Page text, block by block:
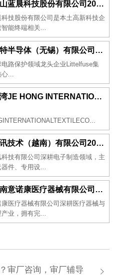
祝贺中山蓝晨科技股份有限公司2026年一次性成功通过BSCI验厂-B级
技股份有限公司是本土高新科技企
能终端相关...
祝贺力特半导体（无锡）有限公司2026年一次性成功通过RBA-VAP认证审核并取得170.2分
路保护领域龙头企业Littelfuse集
...
祝贺台湾JE HONG INTERNATIONAL TEXTILE CO., LTD 2026年一次性成功通过GRS认证
祝贺立讯技术（越南）有限公司2026年一次性成功通过RBA-VAP审核获得金牌评级！
科技有限公司深耕电子制造领域，主
件、专用设...
祝贺河南意诺康医疗器械有限公司2026年一次性成功通过GMP认证
医疗器械有限公司深耕医疗器械与
业，拥有完...
审厂咨询，审厂辅导